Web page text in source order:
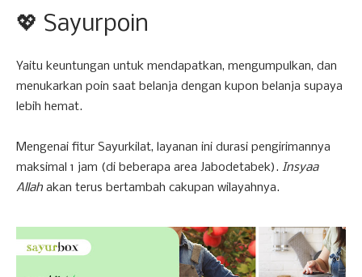
💖 Sayurpoin
Yaitu keuntungan untuk mendapatkan, mengumpulkan, dan
menukarkan poin saat belanja dengan kupon belanja supaya
lebih hemat.
Mengenai fitur Sayurkilat, layanan ini durasi pengirimannya
maksimal 1 jam (di beberapa area Jabodetabek). Insyaa
Allah akan terus bertambah cakupan wilayahnya.